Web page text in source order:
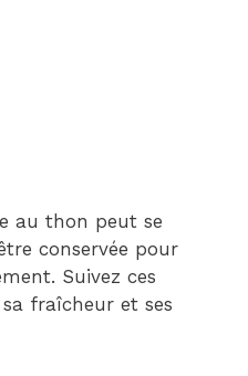
au thon peut se
conservée pour
Suivez ces
fraîcheur et ses